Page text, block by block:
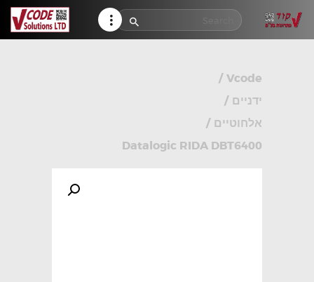
HELP CENTER
Vcode
/
ידניים /
אלחוטיים /
Datalogic RIDA DBT6400